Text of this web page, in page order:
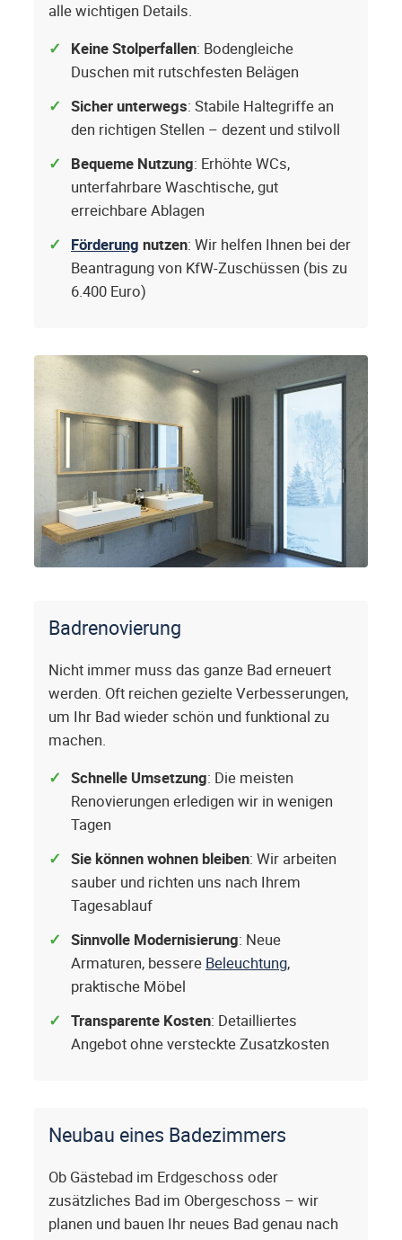
alle wichtigen Details.
Keine Stolperfallen: Bodengleiche
Duschen mit rutschfesten Belägen
Sicher unterwegs: Stabile Haltegriffe an
den richtigen Stellen – dezent und stilvoll
Bequeme Nutzung: Erhöhte WCs,
unterfahrbare Waschtische, gut
erreichbare Ablagen
Förderung nutzen: Wir helfen Ihnen bei der
Beantragung von KfW-Zuschüssen (bis zu
6.400 Euro)
Badrenovierung
Nicht immer muss das ganze Bad erneuert
werden. Oft reichen gezielte Verbesserungen,
um Ihr Bad wieder schön und funktional zu
machen.
Schnelle Umsetzung: Die meisten
Renovierungen erledigen wir in wenigen
Tagen
Sie können wohnen bleiben: Wir arbeiten
sauber und richten uns nach Ihrem
Tagesablauf
Sinnvolle Modernisierung: Neue
Armaturen, bessere Beleuchtung,
praktische Möbel
Transparente Kosten: Detailliertes
Angebot ohne versteckte Zusatzkosten
Neubau eines Badezimmers
Ob Gästebad im Erdgeschoss oder
zusätzliches Bad im Obergeschoss – wir
planen und bauen Ihr neues Bad genau nach